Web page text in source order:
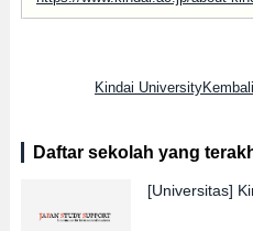
Kindai
Daftar sekolah yang
[Universitas]